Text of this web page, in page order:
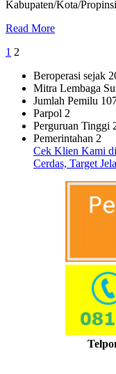
Kabupaten/Kota/
Read More
Posts
pagination
1 2
Beroperasi sejak
Mitra Lembaga
Jumlah Pemilu
Parpol 2
Perguruan Tinggi
Pemerintahan 2
Cek Klien Kami
Cerdas, Target